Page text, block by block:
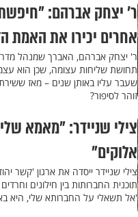
ר' יצחק אברהם:
אחרים יכירו את האמת
ר' יצחק אברהם, האברך שמנהל
שעבר עליו באותן שנים – מאז
זוהר לסיפור?
צילי שניידר: "מאמא שלי
אלוקים"
צילי שניידר ייסדה את ארגון 'קשר
'אל תשאלי על החברותא שלי, היא